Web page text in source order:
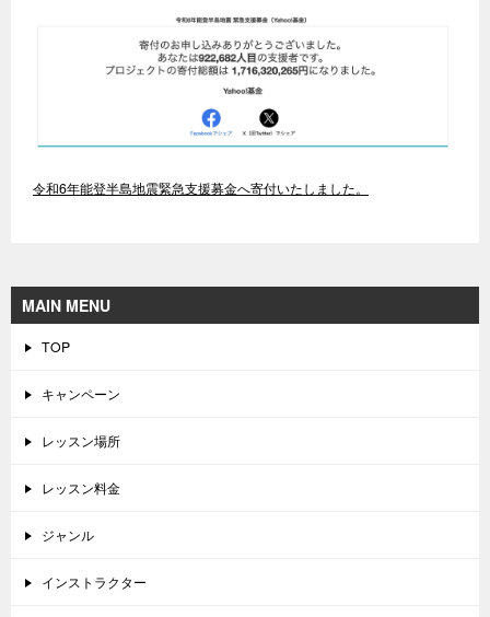
令和6年能登半島地震緊急支援募金へ寄付いたしました。
MAIN MENU
TOP
キャンペーン
レッスン場所
レッスン料金
ジャンル
インストラクター